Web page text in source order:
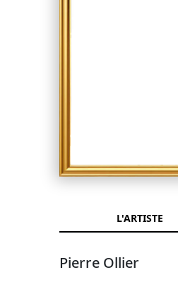
L'ARTISTE
Pierre Ollier